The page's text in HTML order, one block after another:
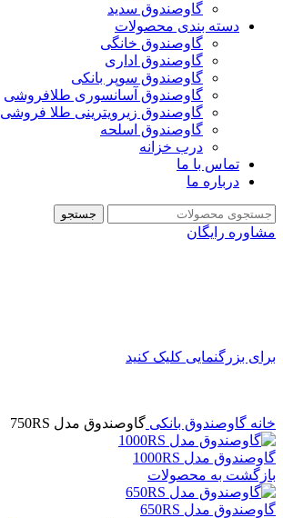
گاوصندوق سدید
دسته بندی محصولات
گاوصندوق خانگی
گاوصندوق اداری
گاوصندوق سوپر بانکی
گاوصندوق آسانسوری طلافروشی
گاوصندوق زیرویترینی طلا فروشی
گاوصندوق اسلحه
درب خزانه
تماس با ما
درباره ما
جستجو
مشاوره رایگان
برای بزرگنمایی کلیک کنید
خانه گاوصندوق بانکی گاوصندوق مدل 750RS
گاوصندوق مدل 1000RS
بازگشت به محصولات
گاوصندوق مدل 650RS